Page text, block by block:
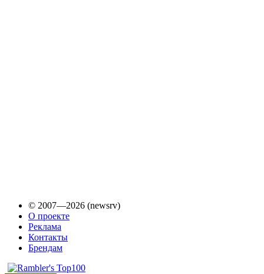
© 2007—2026 (newsrv)
О проекте
Реклама
Контакты
Брендам